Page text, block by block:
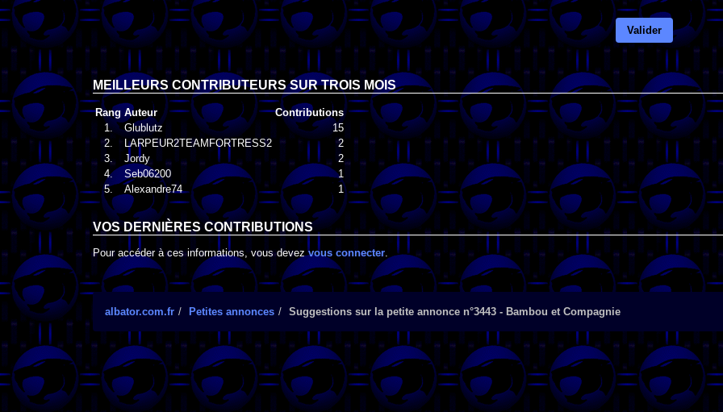
Valider
MEILLEURS CONTRIBUTEURS SUR TROIS MOIS
Rang Auteur
Contributions
1.
Glublutz
15
2.
LARPEUR2TEAMFORTRESS2
2
3.
Jordy
2
4.
Seb06200
1
5.
Alexandre74 1
VOS DERNIÈRES CONTRIBUTIONS
Pour accéder à ces informations, vous devezvous connecter
albator.com.fr Petites annonces Suggestions sur la petite annonce n°3443 - Bambou et Compagnie